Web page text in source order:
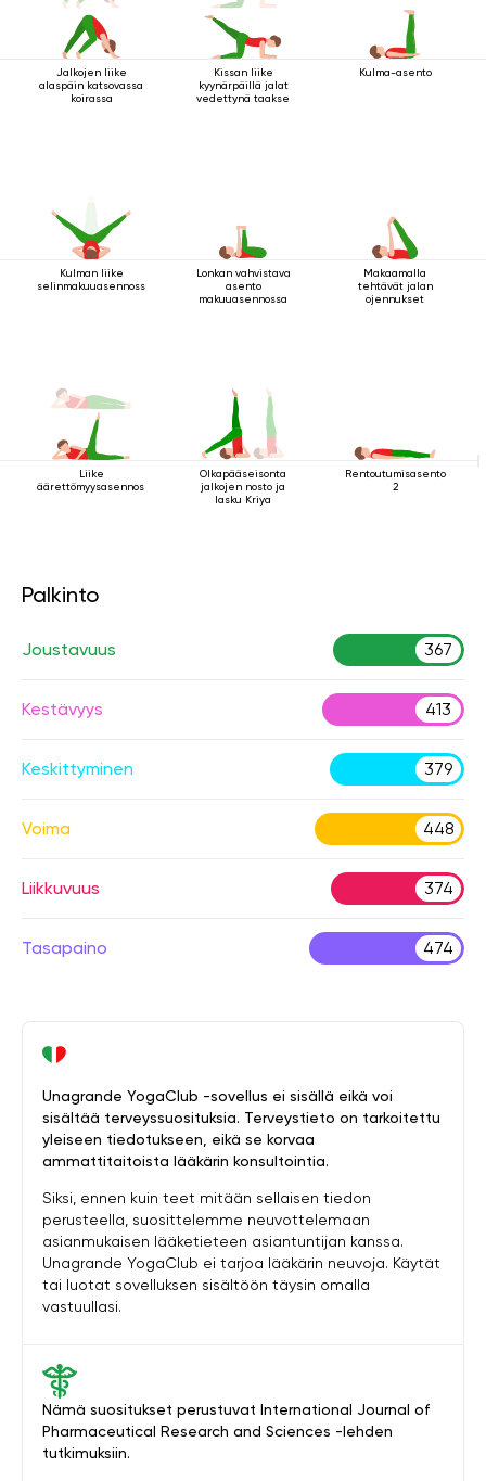
Jalkojen liike
alaspäin katsovassa
koirassa
Kissan liike
kyynärpäillä jalat
vedettynä taakse
Kulma-asento
Kulman liike
selinmakuuasennossa
Lonkan vahvistava
asento
makuuasennossa
Makaamalla
tehtävät jalan
ojennukset
Liike
äärettömyysasennossa
Olkapääseisonta
jalkojen nosto ja
lasku Kriya
Rentoutumisasento
2
Palkinto
Joustavuus 367
Kestävyys 413
Keskittyminen 379
Voima 448
Liikkuvuus 374
Tasapaino 474
Nämä suositukset perustuvat International Journal of
Pharmaceutical Research and Sciences -lehden
tutkimuksiin.
Unagrande YogaClub -sovellus ei sisällä eikä voi
sisältää terveyssuosituksia. Terveystieto on tarkoitettu
yleiseen tiedotukseen, eikä se korvaa
ammattitaitoista lääkärin konsultointia.
Siksi, ennen kuin teet mitään sellaisen tiedon
perusteella, suosittelemme neuvottelemaan
asianmukaisen lääketieteen asiantuntijan kanssa.
Unagrande YogaClub ei tarjoa lääkärin neuvoja. Käytät
tai luotat sovelluksen sisältöön täysin omalla
vastuullasi.